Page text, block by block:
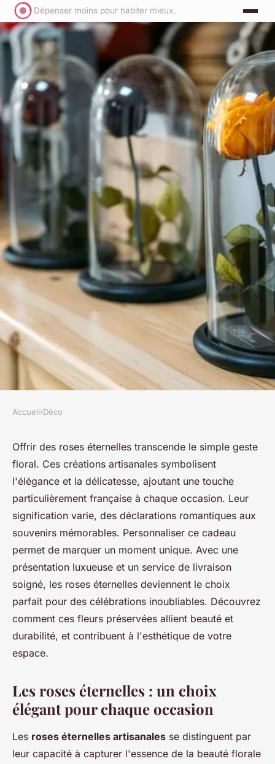
Dépenser moins pour habiter mieux.
Livraison roses éternelles :
offrez la touche d'élégance
franco-française
Louise•27 septembre 2024•3 min de lecture
Accueil›Déco
Offrir des roses éternelles transcende le simple geste
floral. Ces créations artisanales symbolisent
l'élégance et la délicatesse, ajoutant une touche
particulièrement française à chaque occasion. Leur
signification varie, des déclarations romantiques aux
souvenirs mémorables. Personnaliser ce cadeau
permet de marquer un moment unique. Avec une
présentation luxueuse et un service de livraison
soigné, les roses éternelles deviennent le choix
parfait pour des célébrations inoubliables. Découvrez
comment ces fleurs préservées allient beauté et
durabilité, et contribuent à l'esthétique de votre
espace.
Les roses éternelles : un choix
élégant pour chaque occasion
Les roses éternelles artisanales se distinguent par
leur capacité à capturer l'essence de la beauté florale